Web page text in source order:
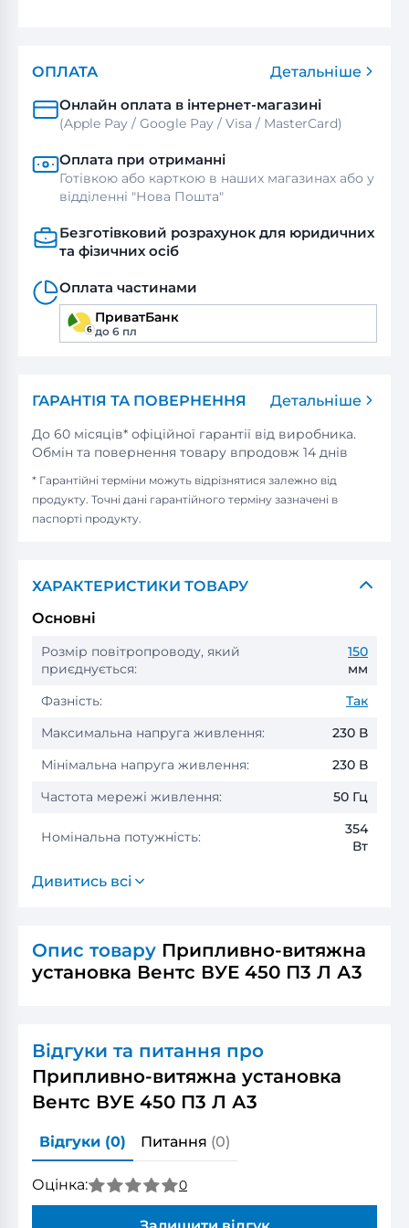
ОПЛАТА
Детальніше
Онлайн оплата в інтернет-магазині
(Apple Pay / Google Pay / Visa / MasterСard)
Оплата при отриманні
Готівкою або карткою в наших магазинах або у
відділенні "Нова Пошта"
Безготівковий розрахунок для юридичних
та фізичних осіб
Оплата частинами
ПриватБанк
до 6 пл
ГАРАНТІЯ ТА ПОВЕРНЕННЯ Детальніше
До 60 місяців* офіційної гарантії від виробника.
Обмін та повернення товару впродовж 14 днів
* Гарантійні терміни можуть відрізнятися залежно від
продукту. Точні дані гарантійного терміну зазначені в
паспорті продукту.
ХАРАКТЕРИСТИКИ ТОВАРУ
Основні
Розмір повітропроводу, який
приєднується:
150
мм
Фазність:
Так
Максимальна напруга живлення:
230 В
Мінімальна напруга живлення:
230 В
Частота мережі живлення:
50 Гц
Номінальна потужність:
354
Вт
Дивитись всі
Опис товару Припливно-витяжна
установка Вентс ВУЕ 450 П3 Л А3
Відгуки та питання про
Припливно-витяжна установка
Вентс ВУЕ 450 П3 Л А3
Відгуки (0) Питання (0)
Оцінка: 0